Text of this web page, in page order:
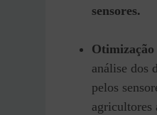
sensores.
Otimização
análise dos
pelos
agricultores